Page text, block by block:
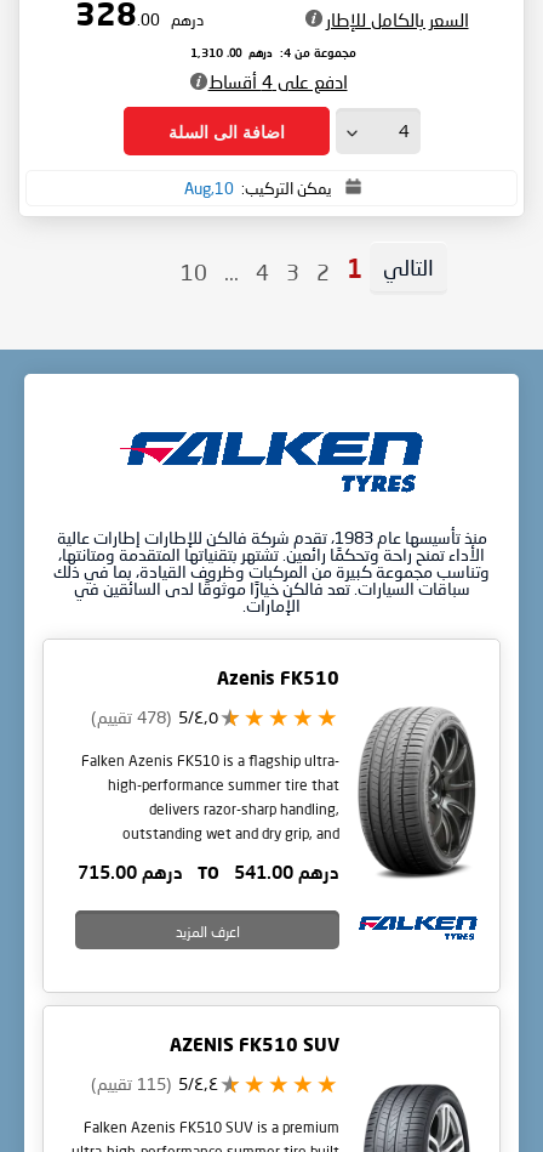
السعر بالكامل للإطار درهم 328
.00
مجموعة من 4: درهم 1,310
.00
ادفع على 4 أقساط
اضافة الى السلة
يمكن التركيب: 10,Aug
Page
You're
1
Page
2
Page
3
Page
4
...
Page
10 التالي
منذ تأسيسها عام 1983، تقدم شركة فالكن للإطارات إطارات عالية
الأداء تمنح راحة وتحكمًا رائعين. تشتهر بتقنياتها المتقدمة ومتانتها،
وتناسب مجموعة كبيرة من المركبات وظروف القيادة، بما في ذلك
سباقات السيارات. تعد فالكن خيارًا موثوقًا لدى السائقين في
الإمارات.
Azenis FK510
٤٫٥/5 (478 تقييم)
Falken Azenis FK510 is a flagship ultra-
high-performance summer tire that
delivers razor-sharp handling,
outstanding wet and dry grip, and
درهم 541.00
درهم 715.00
اعرف المزيد
AZENIS FK510 SUV
٤٫٤/5 (115 تقييم)
Falken Azenis FK510 SUV is a premium